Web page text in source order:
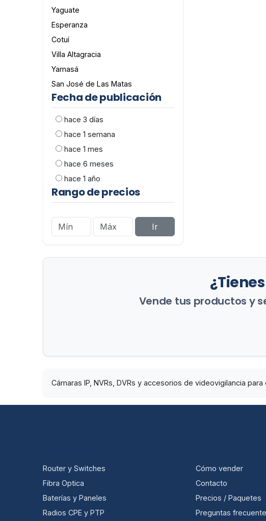
Yaguate
Esperanza
Cotuí
Villa Altagracia
Yamasá
San José de Las Matas
Fecha de publicación
hace 3 días
hace 1 semana
hace 1 mes
hace 6 meses
hace 1 año
Rango de precios
Ir
Vende tus productos y
Cámaras IP, NVRs, DVRs y accesorios de videovigilancia
Router y Switches
Fibra Optica
Baterías y Paneles
Radios CPE y PTP
Cómo vender
Contacto
Precios / Paquetes
Preguntas